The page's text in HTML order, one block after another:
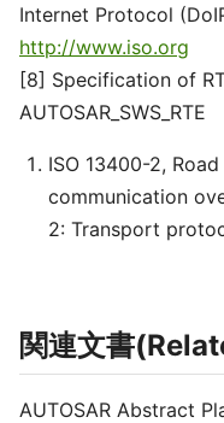
Internet Protocol
http://www.iso.org
[8] Specification of
AUTOSAR_SWS_RTE
ISO 13400-2,
communication
2: Transport
関連文書
AUTOSAR Abstract